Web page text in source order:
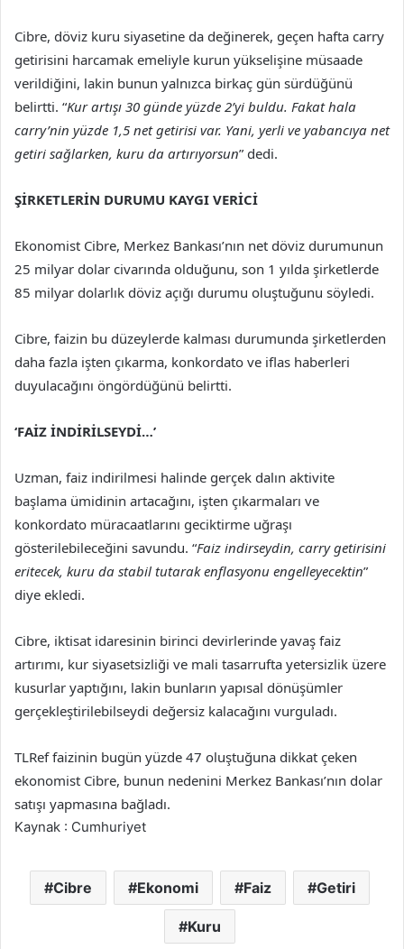
Cibre, döviz kuru siyasetine da değinerek, geçen hafta carry
getirisini harcamak emeliyle kurun yükselişine müsaade
verildiğini, lakin bunun yalnızca birkaç gün sürdüğünü
belirtti. “Kur artışı 30 günde yüzde 2’yi buldu. Fakat hala
carry’nin yüzde 1,5 net getirisi var. Yani, yerli ve yabancıya net
getiri sağlarken, kuru da artırıyorsun” dedi.
ŞİRKETLERİN DURUMU KAYGI VERİCİ
Ekonomist Cibre, Merkez Bankası’nın net döviz durumunun
25 milyar dolar civarında olduğunu, son 1 yılda şirketlerde
85 milyar dolarlık döviz açığı durumu oluştuğunu söyledi.
Cibre, faizin bu düzeylerde kalması durumunda şirketlerden
daha fazla işten çıkarma, konkordato ve iflas haberleri
duyulacağını öngördüğünü belirtti.
‘FAİZ İNDİRİLSEYDİ…’
Uzman, faiz indirilmesi halinde gerçek dalın aktivite
başlama ümidinin artacağını, işten çıkarmaları ve
konkordato müracaatlarını geciktirme uğraşı
gösterilebileceğini savundu. “Faiz indirseydin, carry getirisini
eritecek, kuru da stabil tutarak enflasyonu engelleyecektin”
diye ekledi.
Cibre, iktisat idaresinin birinci devirlerinde yavaş faiz
artırımı, kur siyasetsizliği ve mali tasarrufta yetersizlik üzere
kusurlar yaptığını, lakin bunların yapısal dönüşümler
gerçekleştirilebilseydi değersiz kalacağını vurguladı.
TLRef faizinin bugün yüzde 47 oluştuğuna dikkat çeken
ekonomist Cibre, bunun nedenini Merkez Bankası’nın dolar
satışı yapmasına bağladı.
Kaynak : Cumhuriyet
Cibre Ekonomi Faiz Getiri
Kuru